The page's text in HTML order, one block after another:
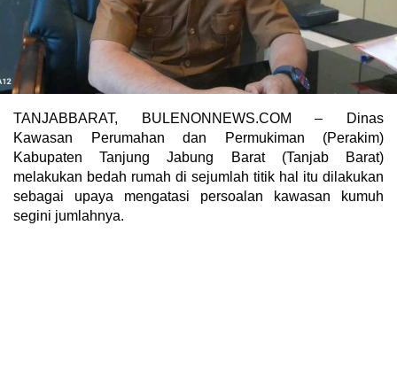
TANJABBARAT, BULENONNEWS.COM – Dinas
Kawasan Perumahan dan Permukiman (Perakim)
Kabupaten Tanjung Jabung Barat (Tanjab Barat)
melakukan bedah rumah di sejumlah titik hal itu dilakukan
sebagai upaya mengatasi persoalan kawasan kumuh
segini jumlahnya.